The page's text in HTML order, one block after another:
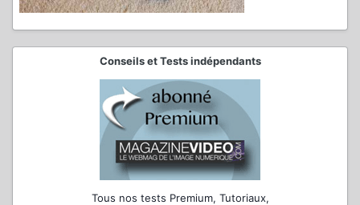
Conseils et Tests indépendants
Tous nos tests Premium, Tutoriaux,